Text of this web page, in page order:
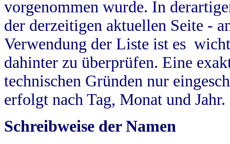
vorgenommen wurde. In
der derzeitigen aktuellen Seite -
Verwendung der Liste ist es
dahinter zu überprüfen. Eine
technischen Gründen nur
erfolgt nach Tag, Monat und Jahr.
Schreibweise der Namen